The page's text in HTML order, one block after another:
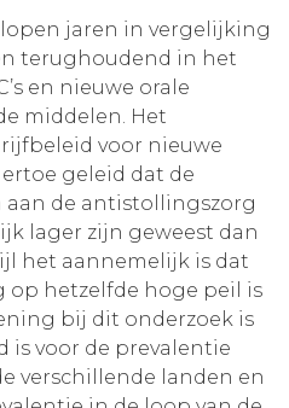
jaren in vergelijking
terughoudend in het
en nieuwe orale
middelen. Het
voor nieuwe
geleid dat de
de antistollingszorg
lager zijn geweest dan
het aannemelijk is dat
op hetzelfde hoge peil is
bij dit onderzoek is
is voor de prevalentie
verschillende landen en